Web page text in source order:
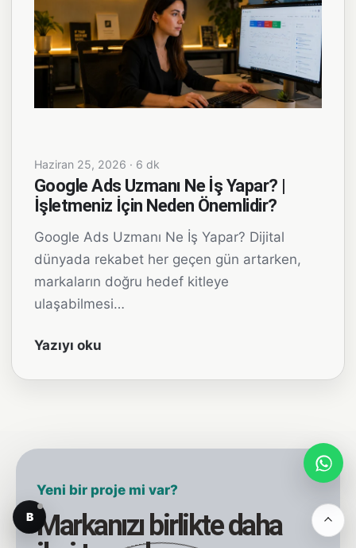
B
Haziran 25, 2026 · 6 dk
Google Ads Uzmanı Ne İş Yapar? |
İşletmeniz İçin Neden Önemlidir?
Google Ads Uzmanı Ne İş Yapar? Dijital
dünyada rekabet her geçen gün artarken,
markaların doğru hedef kitleye
ulaşabilmesi…
Yazıyı oku
Yeni bir proje mi var?
Markanızı birlikte daha